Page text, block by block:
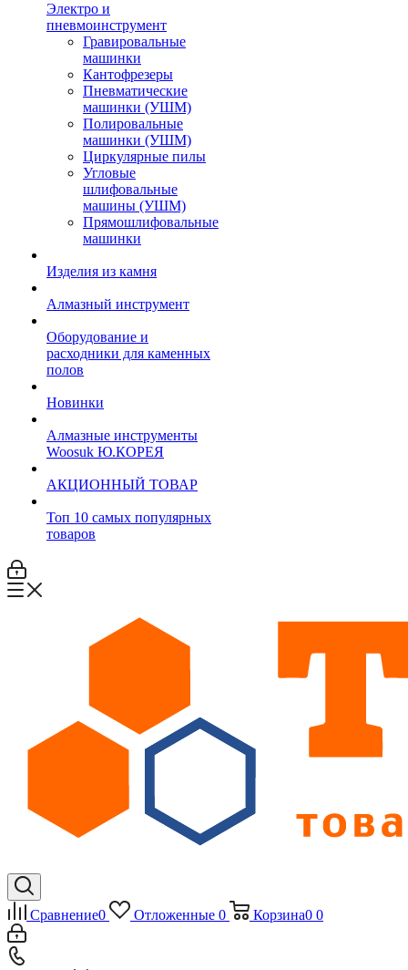
Электро и
пневмоинструмент
Гравировальные
машинки
Кантофрезеры
Пневматические
машинки (УШМ)
Полировальные
машинки (УШМ)
Циркулярные пилы
Угловые
шлифовальные
машины (УШМ)
Прямошлифовальные
машинки
Изделия из камня
Алмазный инструмент
Оборудование и
расходники для каменных
полов
Новинки
Алмазные инструменты
Woosuk Ю.КОРЕЯ
АКЦИОННЫЙ ТОВАР
Топ 10 самых популярных
товаров
Сравнение0 Отложенные 0 Корзина0 0